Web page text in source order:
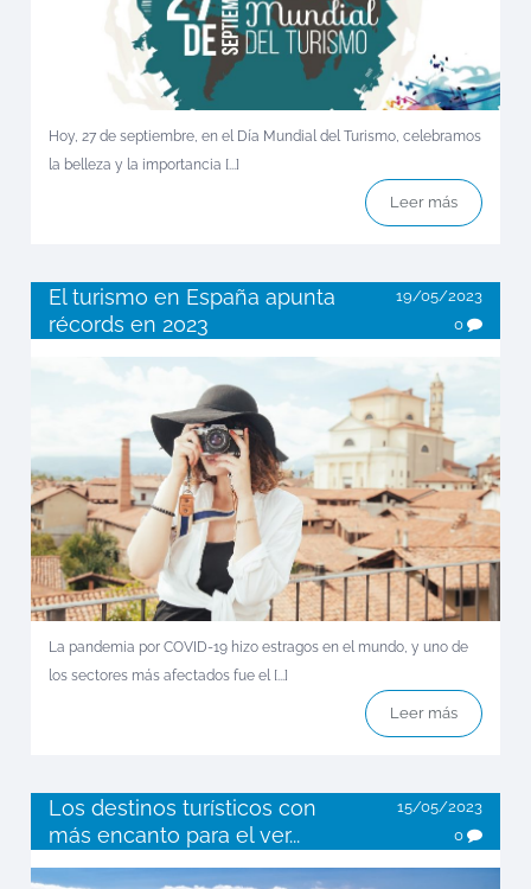
Hoy, 27 de septiembre, en el Día Mundial del Turismo, celebramos
la belleza y la importancia [...]
Leer más
El turismo en España apunta
récords en 2023
19/05/2023
0
La pandemia por COVID-19 hizo estragos en el mundo, y uno de
los sectores más afectados fue el [...]
Leer más
Los destinos turísticos con
más encanto para el ver...
15/05/2023
0